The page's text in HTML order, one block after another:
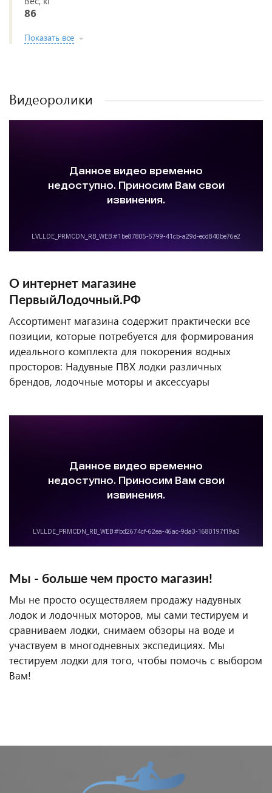
86
Показать все
Видеоролики
О интернет магазине
ПервыйЛодочный.РФ
Ассортимент магазина содержит практически все
позиции, которые потребуется для формирования
идеального комплекта для покорения водных
просторов: Надувные ПВХ лодки различных
брендов, лодочные моторы и аксессуары
Мы - больше чем просто магазин!
Мы не просто осуществляем продажу надувных
лодок и лодочных моторов, мы сами тестируем и
сравниваем лодки, снимаем обзоры на воде и
участвуем в многодневных экспедициях. Мы
тестируем лодки для того, чтобы помочь с выбором
Вам!